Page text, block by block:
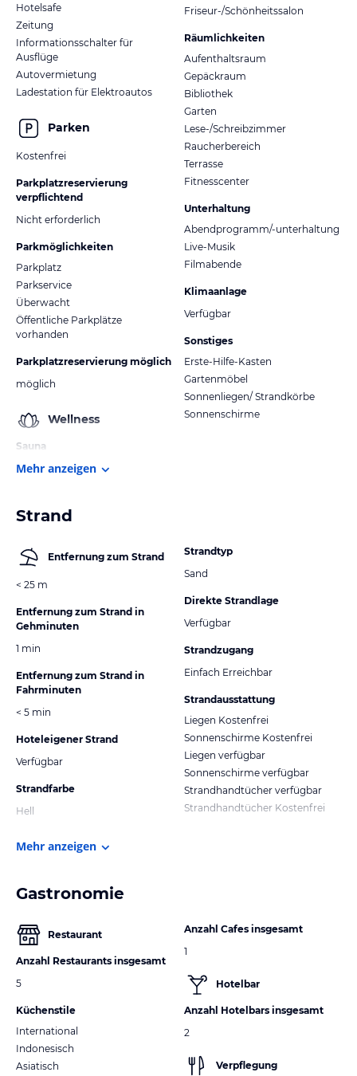
Hotelsafe
Zeitung
Informationsschalter für
Ausflüge
Autovermietung
Ladestation für Elektroautos
Parken
Kostenfrei
Parkplatzreservierung
verpflichtend
Nicht erforderlich
Parkmöglichkeiten
Parkplatz
Parkservice
Überwacht
Öffentliche Parkplätze
vorhanden
Parkplatzreservierung möglich
möglich
Wellness
Sauna
Friseur-/Schönheitssalon
Räumlichkeiten
Aufenthaltsraum
Gepäckraum
Bibliothek
Garten
Lese-/Schreibzimmer
Raucherbereich
Terrasse
Fitnesscenter
Unterhaltung
Abendprogramm/-unterhaltung
Live-Musik
Filmabende
Klimaanlage
Verfügbar
Sonstiges
Erste-Hilfe-Kasten
Gartenmöbel
Sonnenliegen/ Strandkörbe
Sonnenschirme
Mehr anzeigen
Strand
Entfernung zum Strand
< 25 m
Entfernung zum Strand in
Gehminuten
1 min
Entfernung zum Strand in
Fahrminuten
< 5 min
Hoteleigener Strand
Verfügbar
Strandfarbe
Hell
Strandtyp
Sand
Direkte Strandlage
Verfügbar
Strandzugang
Einfach Erreichbar
Strandausstattung
Liegen Kostenfrei
Sonnenschirme Kostenfrei
Liegen verfügbar
Sonnenschirme verfügbar
Strandhandtücher verfügbar
Strandhandtücher Kostenfrei
Mehr anzeigen
Gastronomie
Restaurant
Anzahl Restaurants insgesamt
5
Küchenstile
International
Indonesisch
Asiatisch
Anzahl Cafes insgesamt
1
Hotelbar
Anzahl Hotelbars insgesamt
2
Verpflegung